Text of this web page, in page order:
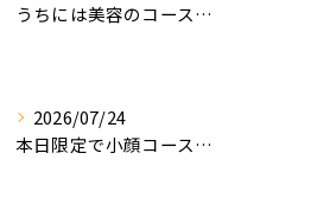
うちには美容のコースもあるって伝えなきゃ！えっほっえxty
2026/07/24
本日限定で小顔コース体験(ワンコイン)実施します！